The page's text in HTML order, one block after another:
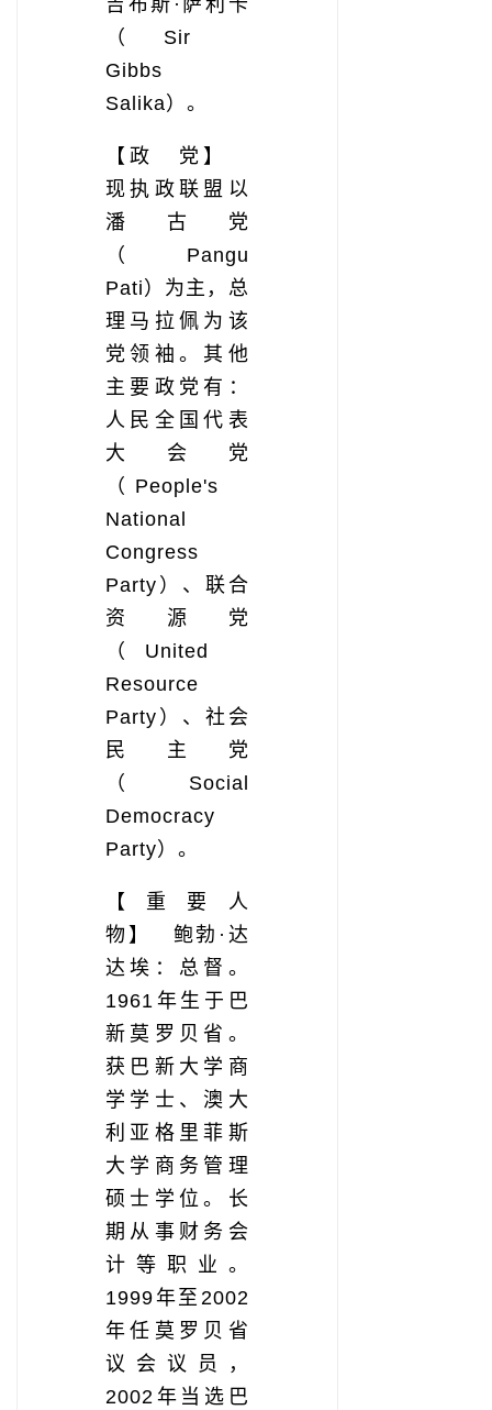
吉布斯·萨利卡
（Sir
Gibbs
Salika）。
【政 党】
现执政联盟以
潘古党
（Pangu
Pati）为主，总
理马拉佩为该
党领袖。其他
主要政党有：
人民全国代表
大会党
（People's
National
Congress
Party）、联合
资源党
（United
Resource
Party）、社会
民主党
（Social
Democracy
Party）。
【重要人
物】 鲍勃·达
达埃：总督。
1961年生于巴
新莫罗贝省。
获巴新大学商
学学士、澳大
利亚格里菲斯
大学商务管理
硕士学位。长
期从事财务会
计等职业。
1999年至2002
年任莫罗贝省
议会议员，
2002年当选巴